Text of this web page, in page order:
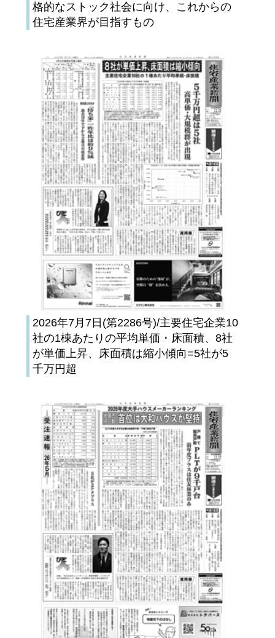
格的なストック社会に向け、これからの
住宅産業界が目指すもの
2026年7月7日(第2286号)/主要住宅企業10
社の1棟あたりの平均単価・床面積、8社
が単価上昇、床面積は縮小傾向=5社が5
千万円超